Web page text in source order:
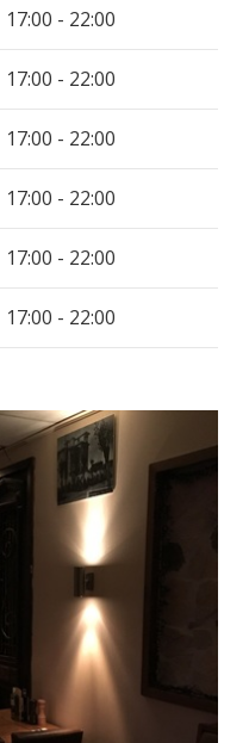
17:00 - 22:00
17:00 - 22:00
17:00 - 22:00
17:00 - 22:00
17:00 - 22:00
17:00 - 22:00